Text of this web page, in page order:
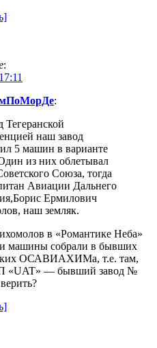
:
:
Тегеранской
наш завод
5 машин в варианте
из них облетывал
Союза, тогда
Авиации Дальнего
Ермилович
наш земляк.
в «Романтике Неба»
машины собрали в бывших
ОСАВИАХИМа, т.е. там,
«UAT» — бывший завод №